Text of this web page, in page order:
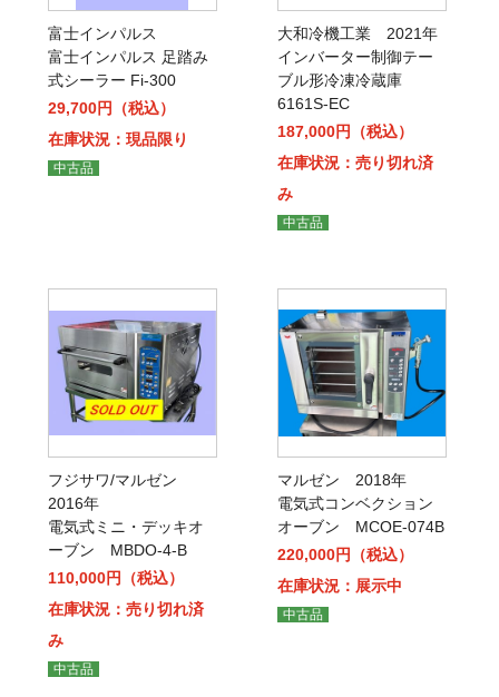
富士インパルス
富士インパルス 足踏み
式シーラー Fi-300
29,700円（税込）
在庫状況：現品限り
中古品
大和冷機工業 2021年
インバーター制御テー
ブル形冷凍冷蔵庫
6161S-EC
187,000円（税込）
在庫状況：売り切れ済
み
中古品
フジサワ/マルゼン
2016年
電気式ミニ・デッキオ
ーブン MBDO-4-B
110,000円（税込）
在庫状況：売り切れ済
み
中古品
マルゼン 2018年
電気式コンベクション
オーブン MCOE-074B
220,000円（税込）
在庫状況：展示中
中古品